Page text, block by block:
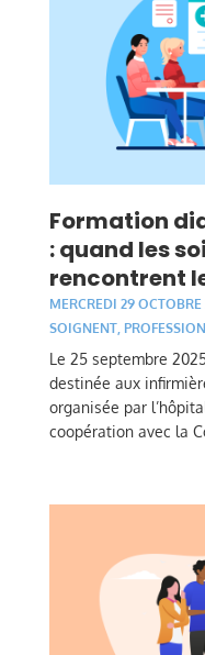
Formation
: quand les
rencontrent
MERCREDI 29 OCTOBRE
SOIGNENT,
Le 25 septembre
destinée aux
organisée par
coopération avec la